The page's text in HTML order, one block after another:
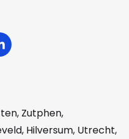
, Zutphen,
, Hilversum, Utrecht,